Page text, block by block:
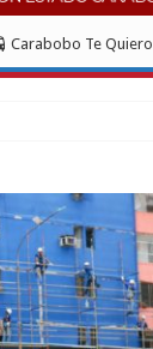
Carabobo Te Quiero
en Juan José